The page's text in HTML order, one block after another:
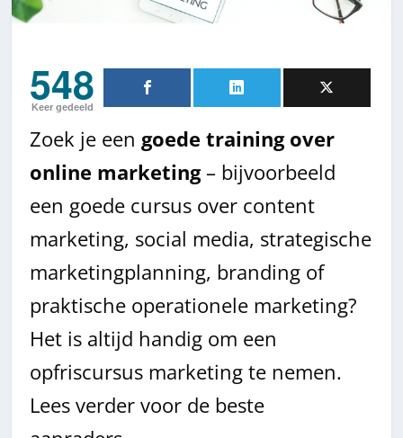
548
Keer gedeeld
Zoek je een goede training over
online marketing– bijvoorbeeld
een goede cursus over content
marketing, social media, strategische
marketingplanning, branding of
praktische operationele marketing?
Het is altijd handig om een
opfriscursus marketing te nemen.
Lees verder voor de beste